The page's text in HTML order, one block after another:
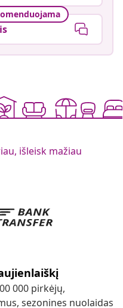
išleisk mažiau
000 pirkėjų,
sezonines nuolaidas